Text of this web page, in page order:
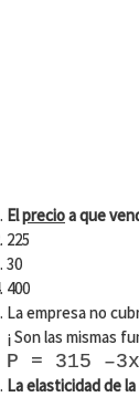
Elprecioa que
225
30
400
La empresa no
¡ Son las mismas
P = 315
La elasticidad de